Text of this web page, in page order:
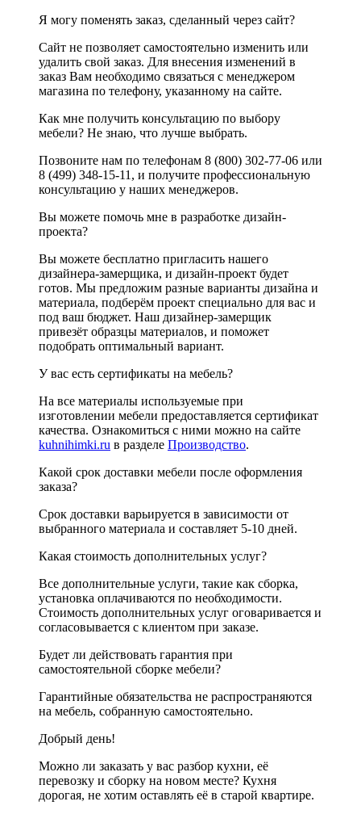
Я могу поменять заказ, сделанный через сайт?
Сайт не позволяет самостоятельно изменить или
удалить свой заказ. Для внесения изменений в
заказ Вам необходимо связаться с менеджером
магазина по телефону, указанному на сайте.
Как мне получить консультацию по выбору
мебели? Не знаю, что лучше выбрать.
Позвоните нам по телефонам 8 (800) 302-77-06 или
8 (499) 348-15-11, и получите профессиональную
консультацию у наших менеджеров.
Вы можете помочь мне в разработке дизайн-
проекта?
Вы можете бесплатно пригласить нашего
дизайнера-замерщика, и дизайн-проект будет
готов. Мы предложим разные варианты дизайна и
материала, подберём проект специально для вас и
под ваш бюджет. Наш дизайнер-замерщик
привезёт образцы материалов, и поможет
подобрать оптимальный вариант.
У вас есть сертификаты на мебель?
На все материалы используемые при
изготовлении мебели предоставляется сертификат
качества. Ознакомиться с ними можно на сайте
kuhnihimki.ru в разделе Производство.
Какой срок доставки мебели после оформления
заказа?
Срок доставки варьируется в зависимости от
выбранного материала и составляет 5-10 дней.
Какая стоимость дополнительных услуг?
Все дополнительные услуги, такие как сборка,
установка оплачиваются по необходимости.
Стоимость дополнительных услуг оговаривается и
согласовывается с клиентом при заказе.
Будет ли действовать гарантия при
самостоятельной сборке мебели?
Гарантийные обязательства не распространяются
на мебель, собранную самостоятельно.
Добрый день!
Можно ли заказать у вас разбор кухни, её
перевозку и сборку на новом месте? Кухня
дорогая, не хотим оставлять её в старой квартире.